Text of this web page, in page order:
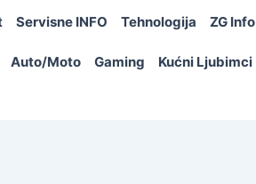
Servisne INFO Tehnologija ZG Info
Auto/Moto Gaming Kućni Ljubimci